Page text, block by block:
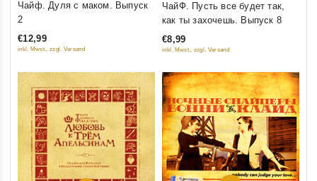
5
Чайф. Дуля с маком. Выпуск
2
€12,99
inkl. Mwst., zzgl. Versand
5
ЧайФ. Пусть все будет так,
как ты захочешь. Выпуск 8
€8,99
inkl. Mwst., zzgl. Versand